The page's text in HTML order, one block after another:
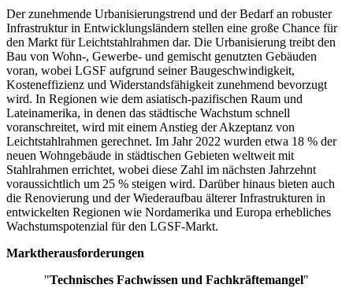
Der zunehmende Urbanisierungstrend und der Bedarf an robuster
Infrastruktur in Entwicklungsländern stellen eine große Chance für
den Markt für Leichtstahlrahmen dar. Die Urbanisierung treibt den
Bau von Wohn-, Gewerbe- und gemischt genutzten Gebäuden
voran, wobei LGSF aufgrund seiner Baugeschwindigkeit,
Kosteneffizienz und Widerstandsfähigkeit zunehmend bevorzugt
wird. In Regionen wie dem asiatisch-pazifischen Raum und
Lateinamerika, in denen das städtische Wachstum schnell
voranschreitet, wird mit einem Anstieg der Akzeptanz von
Leichtstahlrahmen gerechnet. Im Jahr 2022 wurden etwa 18 % der
neuen Wohngebäude in städtischen Gebieten weltweit mit
Stahlrahmen errichtet, wobei diese Zahl im nächsten Jahrzehnt
voraussichtlich um 25 % steigen wird. Darüber hinaus bieten auch
die Renovierung und der Wiederaufbau älterer Infrastrukturen in
entwickelten Regionen wie Nordamerika und Europa erhebliches
Wachstumspotenzial für den LGSF-Markt.
Marktherausforderungen
"Technisches Fachwissen und Fachkräftemangel"